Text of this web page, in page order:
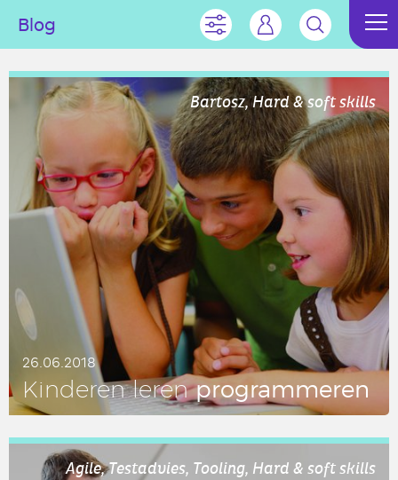
Blog
Bartosz, Hard & soft skills
26.06.2018
Kin­de­ren lerenpro­gram­me­ren
LEES DIT ARTIKEL
Agile, Testadvies, Tooling, Hard & soft skills